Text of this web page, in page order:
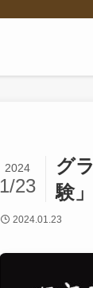
グ
験
2024
1/23
2024.01.23